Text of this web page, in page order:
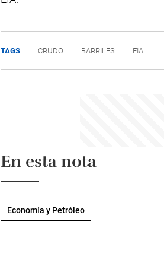
TAGS CRUDO BARRILES EIA
En esta nota
Economía y Petróleo